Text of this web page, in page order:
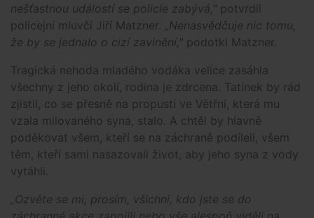
nešťastnou událostí se policie zabývá," potvrdil
policejní mluvčí Jiří Matzner.
„Nenasvědčuje nic tomu,
že by se jednalo o cizí zavinění," podotkl Matzner.
Tragická nehoda mladého vodáka velice zasáhla
všechny z jeho okolí, rodina je zdrcena. Tatínek by rád
zjistil, co se přesně na propusti ve Větřní, která mu
vzala milovaného syna, stalo. A chtěl by hlavně
poděkovat všem, kteří se na záchraně podíleli, všem
těm, kteří sami nasazovali život, aby jeho syna z vody
vytáhli.
„Ozvěte se mi, prosím, všichni, kdo jste se do